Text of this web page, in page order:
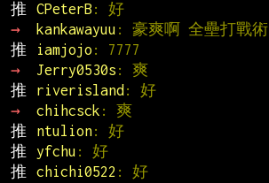
推
CPeterB : 好
→
kankawayuu : 豪爽啊 全壘打戰術
推
iamjojo : 7777
→
Jerry0530s : 爽
推
riverisland : 好
→
chihcsck : 爽
推
ntulion: 好
推
yfchu : 好
推
chichi0522 : 好